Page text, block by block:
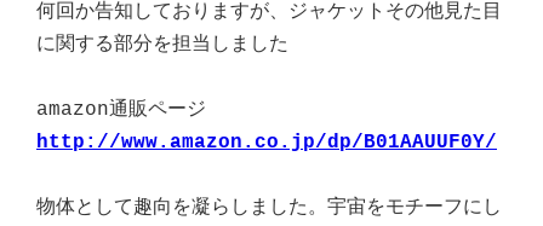
何回か告知しておりますが、ジャケットその他見た目
に関する部分を担当しました
amazon通販ページ
http://www.amazon.co.jp/dp/B01AAUUF0Y/
物体として趣向を凝らしました。宇宙をモチーフにし